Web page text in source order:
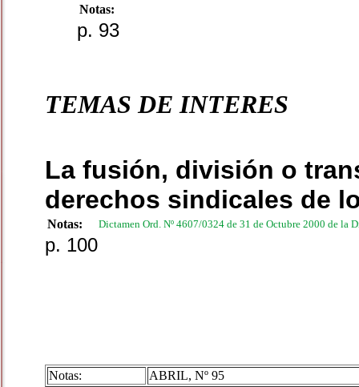
Notas:
p. 93
TEMAS DE INTERES
La fusión, división o
derechos sindicales de
Notas: Dictamen Ord. Nº 4607/0324 de 31 de Octubre 2000 de la
p. 100
Notas: ABRIL, Nº 95